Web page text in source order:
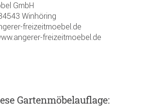
GmbH
Winhöring
freizeitmoebel.de
freizeitmoebel.de
Gartenmöbelauflage: